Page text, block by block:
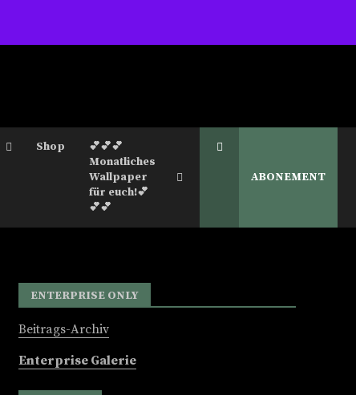
Shop
💕💕💕
Monatliches
Wallpaper
für euch!💕
💕💕
ABONEMENT
ENTERPRISE ONLY
Beitrags-Archiv
Enterprise Galerie